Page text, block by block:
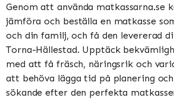
Genom att använda matkassarna.se
jämföra och beställa en matkasse
och din familj, och få den levererad
Torna-Hällestad. Upptäck
med att få fräsch, näringsrik och
att behöva lägga tid på planering
sökande efter den perfekta